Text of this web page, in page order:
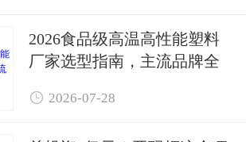
2026食品级高温高性能塑料
厂家选型指南，主流品牌全
 2026-07-28